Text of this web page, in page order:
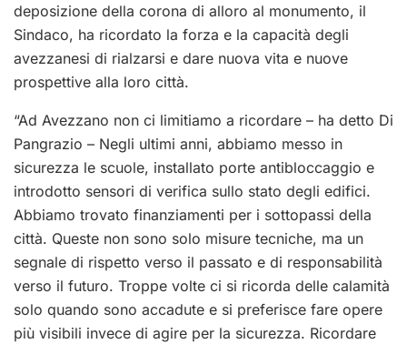
deposizione della corona di alloro al monumento, il
Sindaco, ha ricordato la forza e la capacità degli
avezzanesi di rialzarsi e dare nuova vita e nuove
prospettive alla loro città.
“Ad Avezzano non ci limitiamo a ricordare – ha detto Di
Pangrazio – Negli ultimi anni, abbiamo messo in
sicurezza le scuole, installato porte antibloccaggio e
introdotto sensori di verifica sullo stato degli edifici.
Abbiamo trovato finanziamenti per i sottopassi della
città. Queste non sono solo misure tecniche, ma un
segnale di rispetto verso il passato e di responsabilità
verso il futuro. Troppe volte ci si ricorda delle calamità
solo quando sono accadute e si preferisce fare opere
più visibili invece di agire per la sicurezza. Ricordare